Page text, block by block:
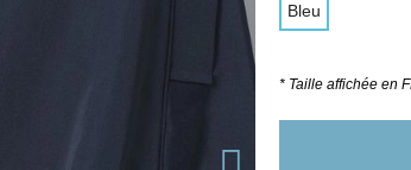
Bleu
* Taille affichée en